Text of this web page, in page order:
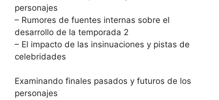
personajes
– Rumores de fuentes internas sobre el
desarrollo de la temporada 2
– El impacto de las insinuaciones y pistas de
celebridades
Examinando finales pasados y futuros de los
personajes